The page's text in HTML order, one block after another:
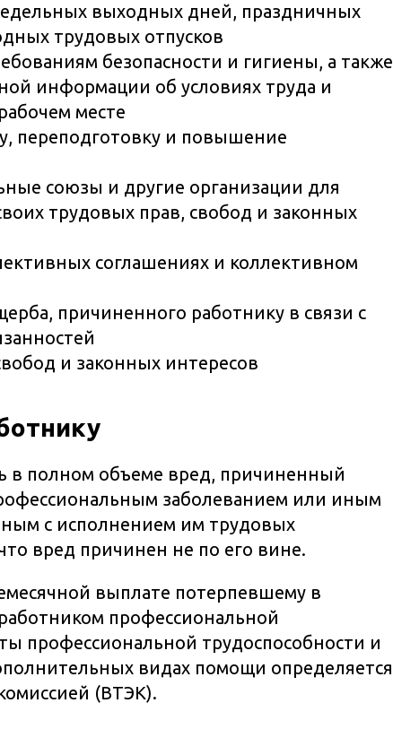
выходных дней, праздничных
трудовых отпусков
безопасности и гигиены, а также
информации об условиях труда и
месте
переподготовку и повышение
союзы и другие организации для
трудовых прав, свобод и законных
соглашениях и коллективном
причиненного работнику в связи с
и законных интересов
в полном объеме вред, причиненный
заболеванием или иным
с исполнением им трудовых
вред причинен не по его вине.
выплате потерпевшему в
профессиональной
профессиональной трудоспособности и
видах помощи определяется
(ВТЭК).